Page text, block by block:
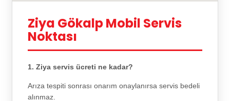
Ziya Gökalp Mobil Servis
Noktası
1. Ziya servis ücreti ne kadar?
Arıza tespiti sonrası onarım onaylanırsa servis bedeli
alınmaz.